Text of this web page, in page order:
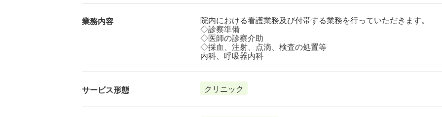
業務内容 院内における看護業務及び付帯する業務を行っていただきます。
◇診察準備
◇医師の診察介助
◇採血、注射、点滴、検査の処置等
内科、呼吸器内科
サービス形態 クリニック